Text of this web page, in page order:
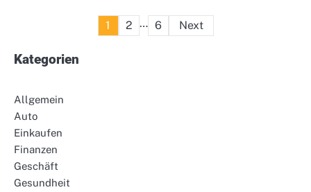
Posts
1 2 … 6 Next
Kategorien
Allgemein
Auto
Einkaufen
Finanzen
Geschäft
Gesundheit